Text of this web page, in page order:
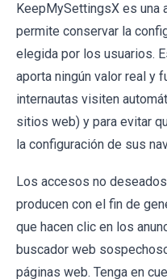
KeepMySettingsX es una
permite conservar la
elegida por los usuarios.
aporta ningún valor real y
internautas visiten
sitios web) y para evitar
la configuración de sus
Los accesos no
producen con el fin de
que hacen clic en los
buscador web
páginas web. Tenga en